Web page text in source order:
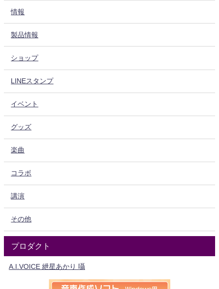
情報
製品情報
ショップ
LINEスタンプ
イベント
グッズ
楽曲
コラボ
講演
その他
プロダクト
A.I.VOICE 紲星あかり 囁